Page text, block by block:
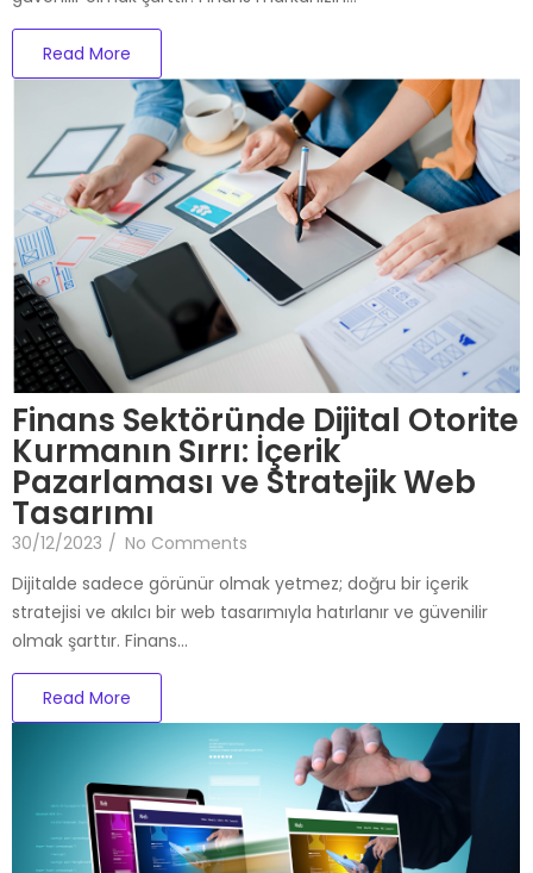
Read More
Finans Sektöründe Dijital Otorite
Kurmanın Sırrı: İçerik
Pazarlaması ve Stratejik Web
Tasarımı
30/12/2023 / No Comments
Dijitalde sadece görünür olmak yetmez; doğru bir içerik
stratejisi ve akılcı bir web tasarımıyla hatırlanır ve güvenilir
olmak şarttır. Finans…
Read More